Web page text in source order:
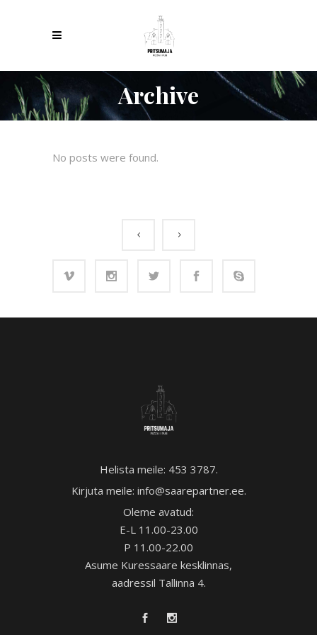
Archive
No posts were found.
Helista meile: 453 3787.
Kirjuta meile: info@saarepartner.ee.
Oleme avatud:
E-L 11.00-23.00
P 11.00-22.00
Asume Kuressaare kesklinnas,
aadressil Tallinna 4.